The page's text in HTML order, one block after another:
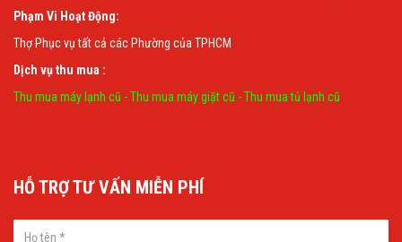
Phạm Vi Hoạt Động:
Thợ Phục vụ tất cả các Phường của TPHCM
Dịch vụ thu mua :
Thu mua máy lạnh cũ -Thu mua máy giặt cũ -Thu mua tủ lạnh cũ
HỖ TRỢ TƯ VẤN MIỄN PHÍ